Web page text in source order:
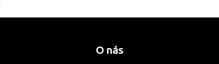
O nás